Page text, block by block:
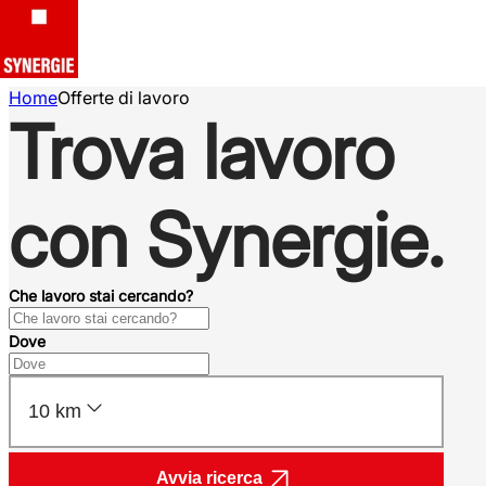
HomeOfferte di lavoro
Trova lavoro
con Synergie.
Che lavoro stai cercando?
Dove
10 km
Avvia ricerca